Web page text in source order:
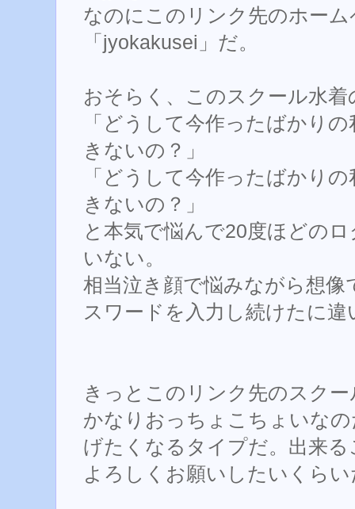
なのにこのリンク先のホーム
「jyokakusei」だ。
おそらく、このスクール水着
「どうして今作ったばかり
きないの？」
「どうして今作ったばかり
きないの？」
と本気で悩んで20度ほどの
いない。
相当泣き顔で悩みながら想
スワードを入力し続けたに違
きっとこのリンク先のスク
かなりおっちょこちょいな
げたくなるタイプだ。出来
よろしくお願いしたいくらい